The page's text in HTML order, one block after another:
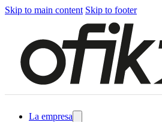
Skip to main content Skip to footer
La empresa